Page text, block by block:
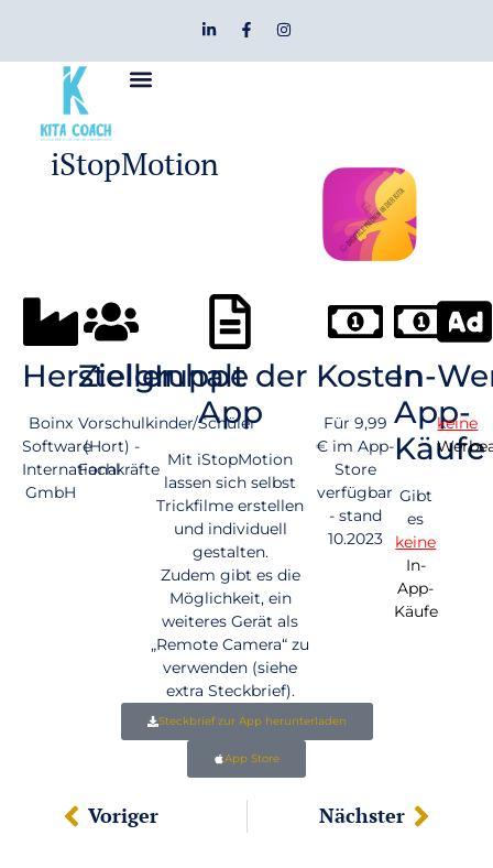
iStopMotion
Hersteller
Boinx
Software
International
GmbH
Zielgruppe
Vorschulkinder/Schüler
(Hort) -
Fachkräfte
Inhalt der
App
Mit iStopMotion
lassen sich selbst
Trickfilme erstellen
und individuell
gestalten.
Zudem gibt es die
Möglichkeit, ein
weiteres Gerät als
„Remote Camera“ zu
verwenden (siehe
extra Steckbrief).
Kosten
Für 9,99
€ im App-
Store
verfügbar
- stand
10.2023
In-
App-
Käufe
Gibt
es
keine
In-
App-
Käufe
keine
Steckbrief zur App herunterladen
App Store
Voriger Nächster